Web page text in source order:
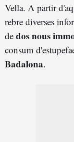
Vella. A partir
rebre diverses
de dos nous
consum
Badalona.